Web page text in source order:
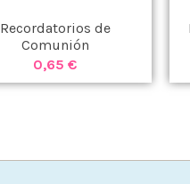
Recordatorios de
Comunión
0,65 €